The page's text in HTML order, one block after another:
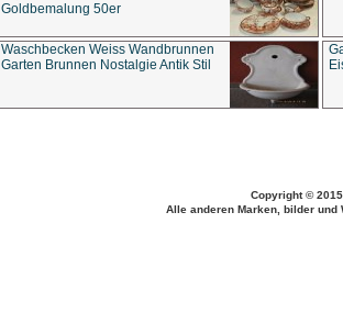
Goldbemalung 50er
Waschbecken Weiss Wandbrunnen
Garten Brunnen Nostalgie Antik Stil
Copyright ©
Alle anderen Marken, bilder und